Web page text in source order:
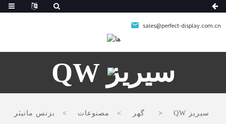
sales@perfect-display.com.cn
QW سيريز
گھر مصنوعات بزنس مانيٽر QW سيريز